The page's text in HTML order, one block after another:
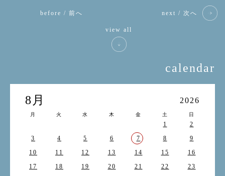
before / 前へ next / 次へ
view all
calendar
8月 2026
月 火 水 木 金 土 日
1
2
3
4 5 6 7 8
9
10
11 12 13 14 15
16
17
18 19 20 21 22
23